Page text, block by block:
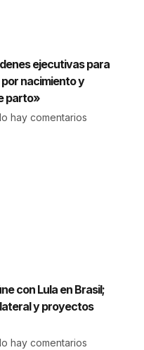
ejecutivas para
nacimiento y
parto»
hay comentarios
con Lula en Brasil;
y proyectos
hay comentarios